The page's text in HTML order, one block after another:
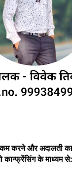
करने और अदालती
कान्फ्रेंसिंग के माध्यम